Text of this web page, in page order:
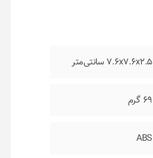
7.6x7.6x2.5 سانتی‌متر
69 گرم
ABS